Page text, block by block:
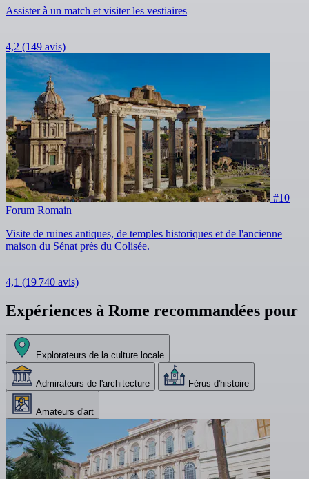
Assister à un match et visiter les vestiaires
4,2 (149 avis)
#10
Forum Romain
Visite de ruines antiques, de temples historiques et de l'ancienne
maison du Sénat près du Colisée.
4,1 (19 740 avis)
Expériences à Rome recommandées pour
Explorateurs de la culture locale
Admirateurs de l'architecture Férus d'histoire
Amateurs d'art